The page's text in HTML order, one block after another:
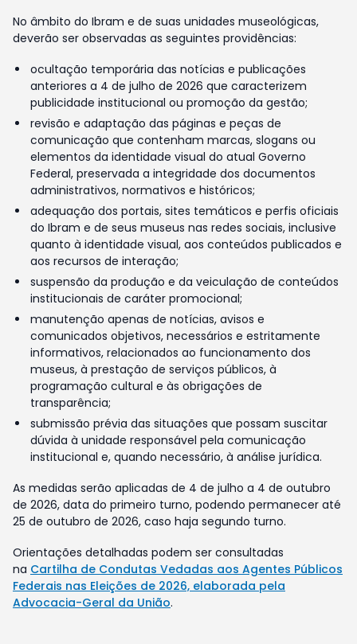
No âmbito do Ibram e de suas unidades museológicas,
deverão ser observadas as seguintes providências:
ocultação temporária das notícias e publicações
anteriores a 4 de julho de 2026 que caracterizem
publicidade institucional ou promoção da gestão;
revisão e adaptação das páginas e peças de
comunicação que contenham marcas, slogans ou
elementos da identidade visual do atual Governo
Federal, preservada a integridade dos documentos
administrativos, normativos e históricos;
adequação dos portais, sites temáticos e perfis oficiais
do Ibram e de seus museus nas redes sociais, inclusive
quanto à identidade visual, aos conteúdos publicados e
aos recursos de interação;
suspensão da produção e da veiculação de conteúdos
institucionais de caráter promocional;
manutenção apenas de notícias, avisos e
comunicados objetivos, necessários e estritamente
informativos, relacionados ao funcionamento dos
museus, à prestação de serviços públicos, à
programação cultural e às obrigações de
transparência;
submissão prévia das situações que possam suscitar
dúvida à unidade responsável pela comunicação
institucional e, quando necessário, à análise jurídica.
As medidas serão aplicadas de 4 de julho a 4 de outubro
de 2026, data do primeiro turno, podendo permanecer até
25 de outubro de 2026, caso haja segundo turno.
Orientações detalhadas podem ser consultadas
na Cartilha de Condutas Vedadas aos Agentes Públicos
Federais nas Eleições de 2026, elaborada pela
Advocacia-Geral da União.